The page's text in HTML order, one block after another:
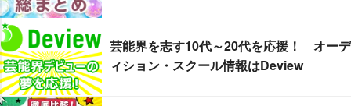
芸能界を志す10代～20代を応援！ オーデ
ィション・スクール情報はDeview